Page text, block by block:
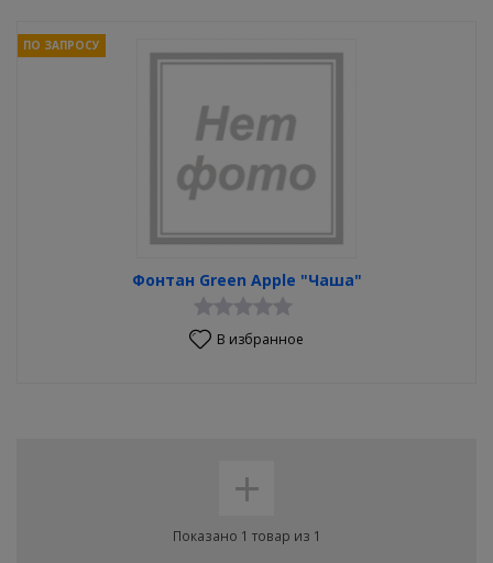
Фонтан Green Apple "Чаша"
ПО ЗАПРОСУ
В избранное
+
Показано 1 товар из 1